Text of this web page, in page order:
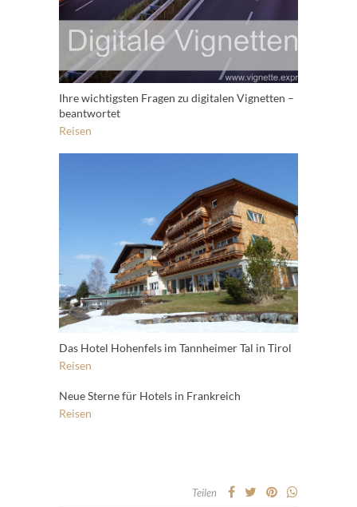
Ihre wichtigsten Fragen zu digitalen Vignetten –
beantwortet
Reisen
Das Hotel Hohenfels im Tannheimer Tal in Tirol
Reisen
Neue Sterne für Hotels in Frankreich
Reisen
Teilen